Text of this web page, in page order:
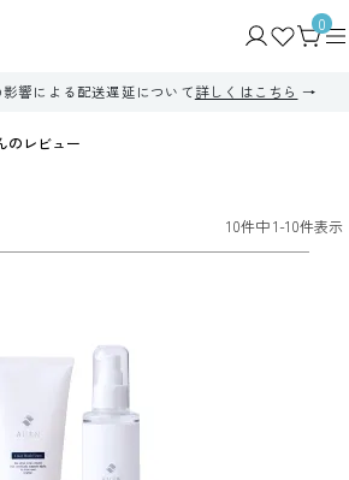
0
響による配送遅延について詳しくはこちら
のレビュー
10件中1-10件表示